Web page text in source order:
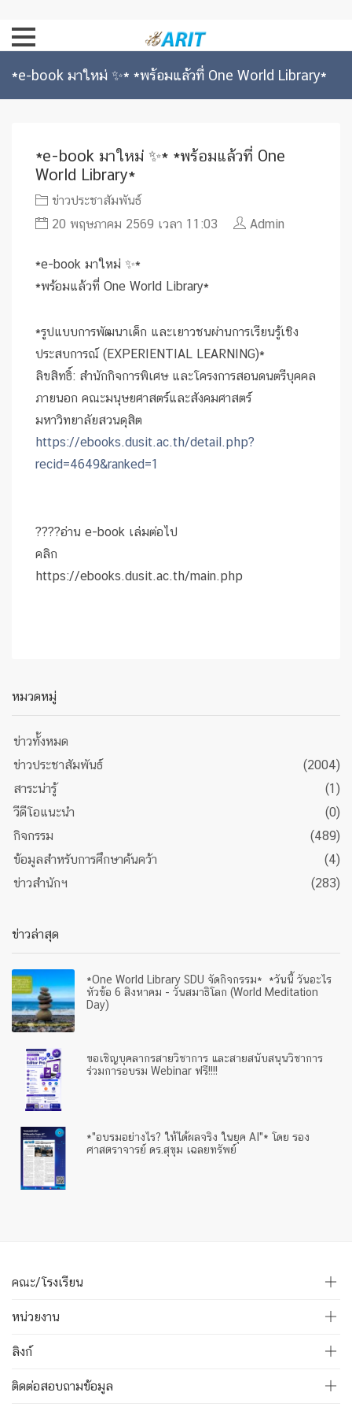
*e-book มาใหม่ ✨* *พร้อมแล้วที่ One World Library*
*e-book มาใหม่ ✨* *พร้อมแล้วที่ One
World Library*
ข่าวประชาสัมพันธ์
20 พฤษภาคม 2569 เวลา 11:03
Admin
*e-book มาใหม่ ✨*
*พร้อมแล้วที่ One World Library*
*รูปแบบการพัฒนาเด็ก และเยาวชนผ่านการเรียนรู้เชิง
ประสบการณ์ (EXPERIENTIAL LEARNING)*
ลิขสิทธิ์: สํานักกิจการพิเศษ และโครงการสอนดนตรีบุคคล
ภายนอก คณะมนุษยศาสตร์และสังคมศาสตร์
มหาวิทยาลัยสวนดุสิต
https://ebooks.dusit.ac.th/detail.php?
recid=4649&ranked=1
????อ่าน e-book เล่มต่อไป
คลิก
https://ebooks.dusit.ac.th/main.php
หมวดหมู่
ข่าวทั้งหมด
ข่าวประชาสัมพันธ์
(2004)
สาระน่ารู้
(1)
วีดีโอแนะนำ
(0)
กิจกรรม
(489)
ข้อมูลสำหรับการศึกษาค้นคว้า
(4)
ข่าวสำนักฯ
(283)
ข่าวล่าสุด
*One World Library SDU จัดกิจกรรม* *วันนี้ วันอะไร
หัวข้อ 6 สิงหาคม - วันสมาธิโลก (World Meditation
Day)
ขอเชิญบุคลากรสายวิชาการ และสายสนับสนุนวิชาการ
ร่วมการอบรม Webinar ฟรี!!!!
*"อบรมอย่างไร? ให้ได้ผลจริง ในยุค AI"* โดย รอง
ศาสตราจารย์ ดร.สุขุม เฉลยทรัพย์
คณะ/โรงเรียน
หน่วยงาน
ลิงก์
ติดต่อสอบถามข้อมูล